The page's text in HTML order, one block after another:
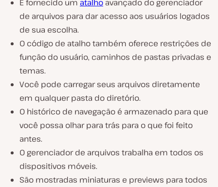
É fornecido um atalho avançado do gerenciador
de arquivos para dar acesso aos usuários logados
de sua escolha.
O código de atalho também oferece restrições de
função do usuário, caminhos de pastas privadas e
temas.
Você pode carregar seus arquivos diretamente
em qualquer pasta do diretório.
O histórico de navegação é armazenado para que
você possa olhar para trás para o que foi feito
antes.
O gerenciador de arquivos trabalha em todos os
dispositivos móveis.
São mostradas miniaturas e previews para todos